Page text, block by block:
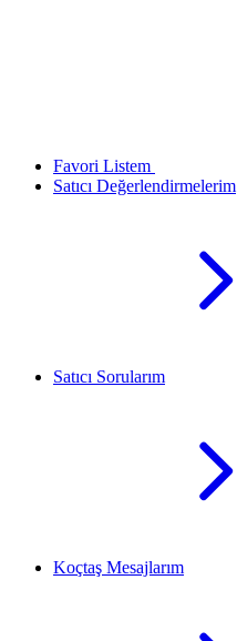
Favori Listem
Satıcı Değerlendirmelerim
Satıcı Sorularım
Koçtaş Mesajlarım